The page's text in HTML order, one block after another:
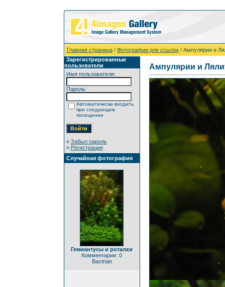
Главная страница/ Фотографии для ссылок/ Ампулярии и
Зарегистрированные
пользователи
Имя пользователя:
Пароль:
Автоматически входить
при следующем
посещении
» Забыл пароль
» Регистрация
Случайная фотография
Гемиантусы и роталки
Комментарии: 0
Bactrian
Ампулярии и